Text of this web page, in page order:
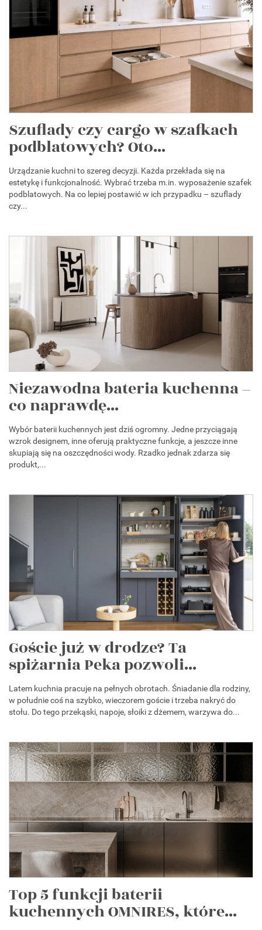
Szuflady czy cargo w szafkach
podblatowych? Oto...
Urządzanie kuchni to szereg decyzji. Każda przekłada się na
estetykę i funkcjonalność. Wybrać trzeba m.in. wyposażenie szafek
podblatowych. Na co lepiej postawić w ich przypadku – szuflady
czy...
Niezawodna bateria kuchenna –
co naprawdę...
Wybór baterii kuchennych jest dziś ogromny. Jedne przyciągają
wzrok designem, inne oferują praktyczne funkcje, a jeszcze inne
skupiają się na oszczędności wody. Rzadko jednak zdarza się
produkt,...
Goście już w drodze? Ta
spiżarnia Peka pozwoli...
Latem kuchnia pracuje na pełnych obrotach. Śniadanie dla rodziny,
w południe coś na szybko, wieczorem goście i trzeba nakryć do
stołu. Do tego przekąski, napoje, słoiki z dżemem, warzywa do...
Top 5 funkcji baterii
kuchennych OMNIRES, które...